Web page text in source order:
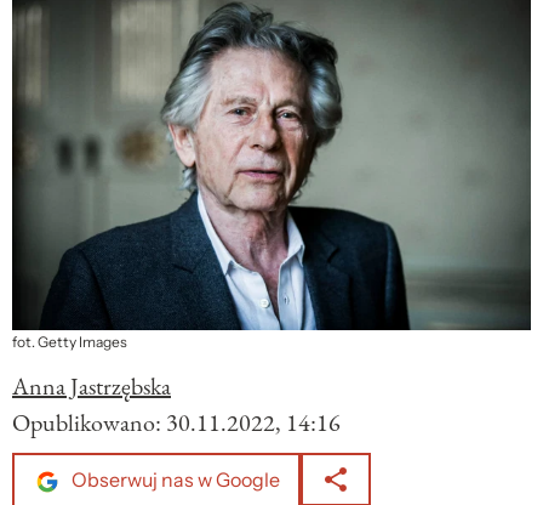
fot. Getty Images
Anna Jastrzębska
Opublikowano: 30.11.2022, 14:16
Obserwuj nas w Google